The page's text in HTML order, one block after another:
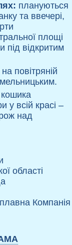
плануються
та ввечері,
площі
під відкритим
повітряній
у всій красі –
над
області
Компанія